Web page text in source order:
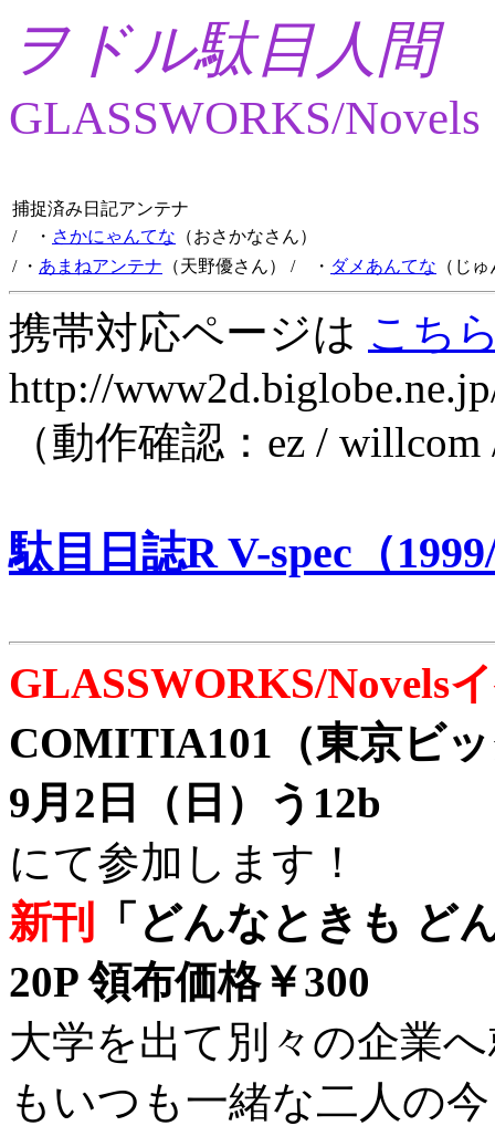
ヲドル駄目人間
GLASSWORKS/Novels
捕捉済み日記アンテナ
/ ・ さかにゃんてな （おさかなさん）
/ ・ あまねアンテナ （天野優さん） / ・ ダメあんてな （じ
携帯対応ページは こち
http://
（動作確認：ez /
駄目日誌R V-spec（
GLASSWORKS/Novels
COMITIA101（東京ビ
9月2日（日）う12b
にて参加します！
新刊
「どんなときも ど
20P 領布価格￥300
大学を出て別々の企業
もいつも一緒な二人の